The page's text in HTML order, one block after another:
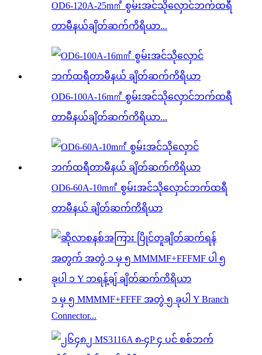
OD6-120A-25m㎡ စွမ်းအင်သိုလှောင်ဘက်ထရီ
တာမီနယ်ချိတ်ဆက်ကိရိယာ...
OD6-100A-16m㎡ စွမ်းအင်သိုလှောင်ဘက်ထရီ
တာမီနယ်ချိတ်ဆက်ကိရိယာ...
OD6-60A-10m㎡ စွမ်းအင်သိုလှောင်ဘက်ထရီ
တာမီနယ် ချိတ်ဆက်ကိရိယာ
၁ မှ ၅ MMMMF+FFFF အတွဲ ၅ ခုပါ Y Branch
Connector...